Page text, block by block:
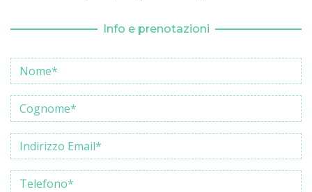
Info e prenotazioni